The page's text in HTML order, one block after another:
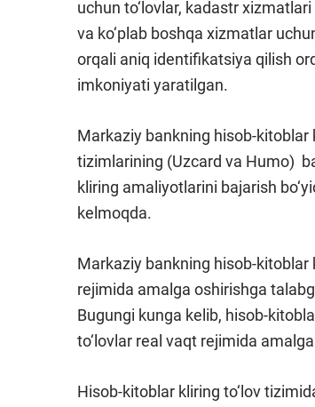
uchun to‘lovlar, kadastr
va ko‘plab boshqa xizmatlar
orqali aniq identifikatsiya qilish
imkoniyati yaratilgan.
Markaziy bankning hisob-
tizimlarining (Uzcard va Humo)
kliring amaliyotlarini bajarish
kelmoqda.
Markaziy bankning hisob-
rejimida amalga oshirishga
Bugungi kunga kelib, hisob-
to‘lovlar real vaqt rejimida
Hisob-kitoblar kliring to‘lov